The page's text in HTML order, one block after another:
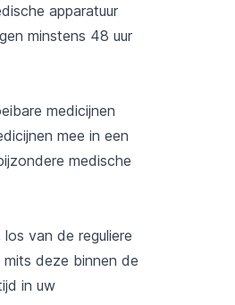
apparatuur
minstens 48 uur
medicijnen
mee in een
medische
van de reguliere
deze binnen de
in uw